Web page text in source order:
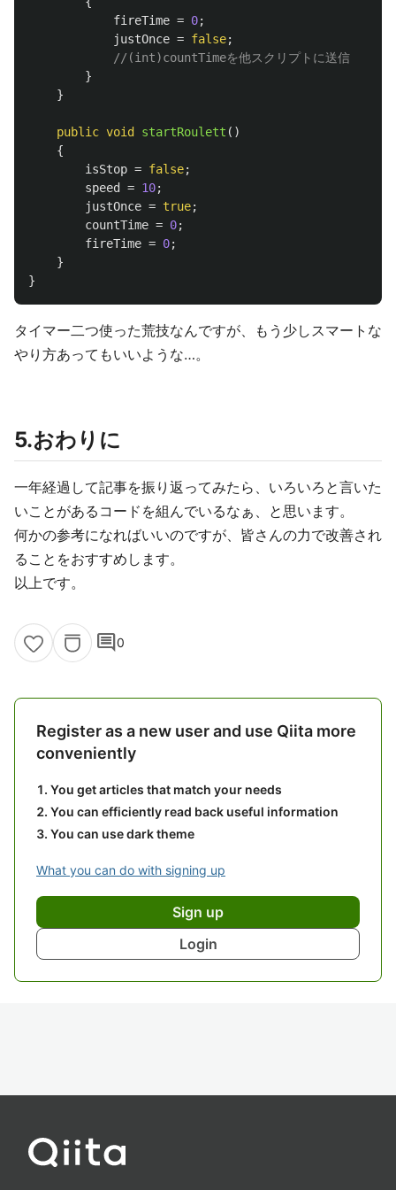
fireTime = 0;
justOnce = false;
//(int)countTimeを他スクリプトに送信
}
}
public void startRoulett ()
{
isStop = false;
speed = 10;
justOnce = true;
countTime = 0;
fireTime = 0;
}
}
タイマー二つ使った荒技なんですが、もう少しスマートな
やり方あってもいいような…。
5.おわりに
一年経過して記事を振り返ってみたら、いろいろと言いた
いことがあるコードを組んでいるなぁ、と思います。
何かの参考になればいいのですが、皆さんの力で改善され
ることをおすすめします。
以上です。
comment0
Register as a new user and use Qiita more
conveniently
You get articles that match your needs
You can efficiently read back useful information
You can use dark theme
What you can do with signing up
Sign up
Login